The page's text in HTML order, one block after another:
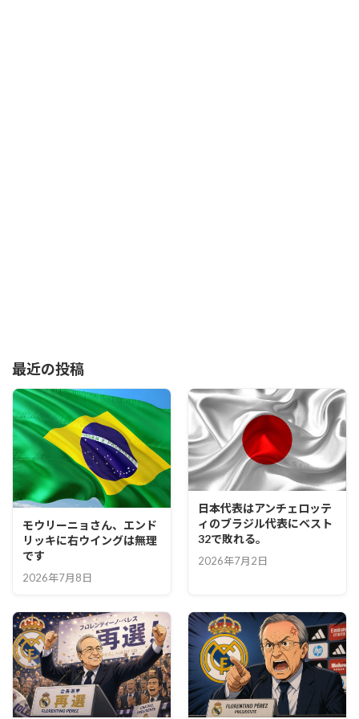
最近の投稿
モウリーニョさん、エンド
リッキに右ウイングは無理
です
2026年7月8日
日本代表はアンチェロッテ
ィのブラジル代表にベスト
32で敗れる。
2026年7月2日